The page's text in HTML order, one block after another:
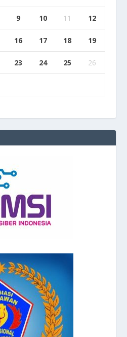
9 10 11 12
16 17 18 19
23 24 25 26